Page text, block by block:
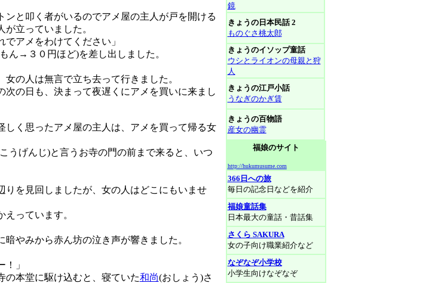
と叩く者がいるのでアメ屋の主人が戸を開ける
立っていました。
でアメをわけてください」
ん→３０円ほど)を差し出しました。
の人は無言で立ち去って行きました。
の日も、決まって夜遅くにアメを買いに来まし
く思ったアメ屋の主人は、アメを買って帰る女
うげんじ)と言うお寺の門の前まで来ると、いつ
を見回しましたが、女の人はどこにもいませ
っています。
やみから赤ん坊の泣き声が響きました。
」
本堂に駆け込むと、寝ていた和尚(おしょう)さ
鏡
きょうの日本民話 2
ものぐさ桃太郎
きょうのイソップ童話
ウシとライオンの母親と狩
人
きょうの江戸小話
うなぎのかぎ賃
きょうの百物語
産女の幽霊
福娘のサイト
http://hukumusume.com
366日への旅
毎日の記念日などを紹介
福娘童話集
日本最大の童話・昔話集
さくら SAKURA
女の子向け職業紹介など
なぞなぞ小学校
小学生向けなぞなぞ